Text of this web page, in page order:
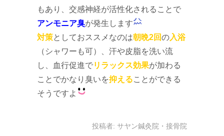
もあり、交感神経が活性化されることで
アンモニア臭が発生します
対策としておススメなのは朝晩2回の入浴
（シャワーも可）、汗や皮脂を洗い流
し、血行促進でリラックス効果が加わる
ことでかなり臭いを抑えることができる
そうですよ
投稿者: サヤン鍼灸院・接骨院